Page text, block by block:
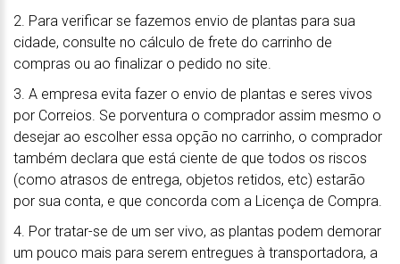
2. Para verificar se fazemos envio de plantas para sua
cidade, consulte no cálculo de frete do carrinho de
compras ou ao finalizar o pedido no site.
3. A empresa evita fazer o envio de plantas e seres vivos
por Correios. Se porventura o comprador assim mesmo o
desejar ao escolher essa opção no carrinho, o comprador
também declara que está ciente de que todos os riscos
(como atrasos de entrega, objetos retidos, etc) estarão
por sua conta, e que concorda com a Licença de Compra.
4. Por tratar-se de um ser vivo, as plantas podem demorar
um pouco mais para serem entregues à transportadora, a